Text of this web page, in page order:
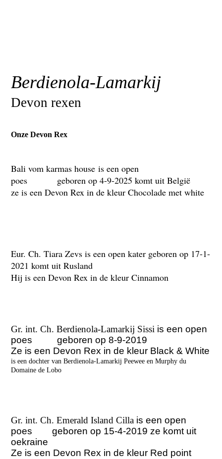
Berdienola-Lamarkij
Devon rexen
Onze Devon Rex
Bali vom karmas house is een open
poes geboren op 4-9-2025 komt uit België
ze is een Devon Rex in de kleur Chocolade met white
Eur. Ch. Tiara Zevs is een open kater geboren op 17-1-
2021 komt uit Rusland
Hij is een Devon Rex in de kleur Cinnamon
Gr. int. Ch. Berdienola-Lamarkij Sissi is een open
poesgeborenop 8-9-2019
Ze is een Devon Rex in de kleur Black & White
is een dochter van Berdienola-Lamarkij Peewee en Murphy du
Domaine de Lobo
Gr. int. Ch. Emerald Island Cilla is een open
poes geboren op 15-4-2019 ze komt uit
oekraine
Ze is een Devon Rex in de kleur Red point